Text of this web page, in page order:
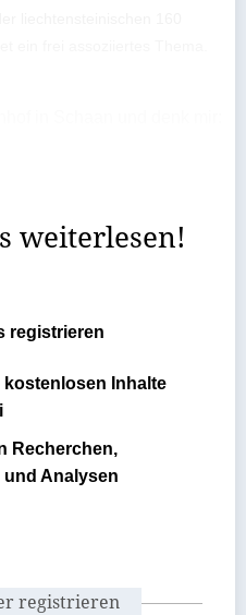
weiterlesen!
registrieren
kostenlosen Inhalte
Recherchen,
und Analysen
registrieren